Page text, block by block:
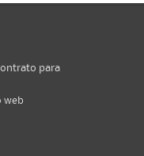
para
web